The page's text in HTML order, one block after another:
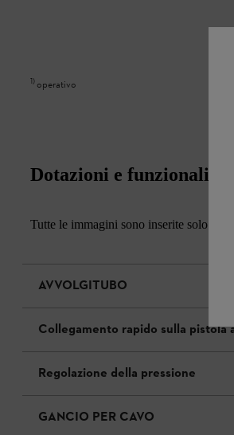
1) operativo
Dotazioni e funzionalità
Tutte le immagini sono inserite solo a
AVVOLGITUBO
Collegamento rapido sulla pistola
Regolazione della pressione
GANCIO PER CAVO